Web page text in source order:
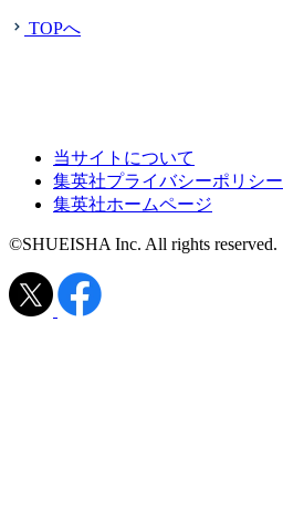
TOPへ
当サイトについて
集英社プライバシーポリシー
集英社ホームページ
©SHUEISHA Inc. All rights reserved.